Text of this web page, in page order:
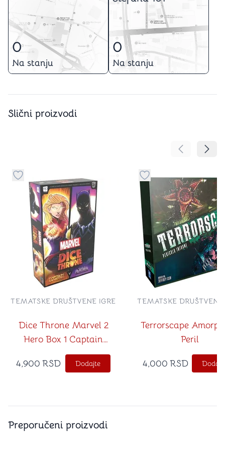
0
Na stanju
0
Na stanju
Slični proizvodi
Pomeranje
Dugme za dodavanje stvari u kategoriju omiljeno
Dice Throne Marvel 2
Hero Box 1 Captain
Marvel vs Black Panther
TEMATSKE DRUŠTVENE IGRE
4,900 RSD Dodajte
Dugme za dodavanje
Terrorscape
Peril
TEMATSKE DRUŠTVENE
4,000 RSD
Preporučeni proizvodi